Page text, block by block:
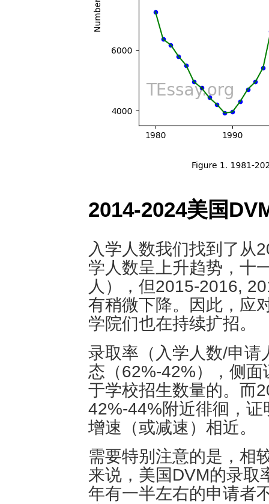
2014-2024美国
入学人数我们找到了从
学人数呈上升趋势，十
人），但2015-2016,
有稍微下降。因此，应
学院们也在持续扩招。
录取率（入学人数/申
态（62%-42%），侧
于学校招生数量的。而
42%-44%附近徘徊，
增速（或减速）相近。
需要特别注意的是，相
来说，美国DVM的录取
年有一半左右的申请者